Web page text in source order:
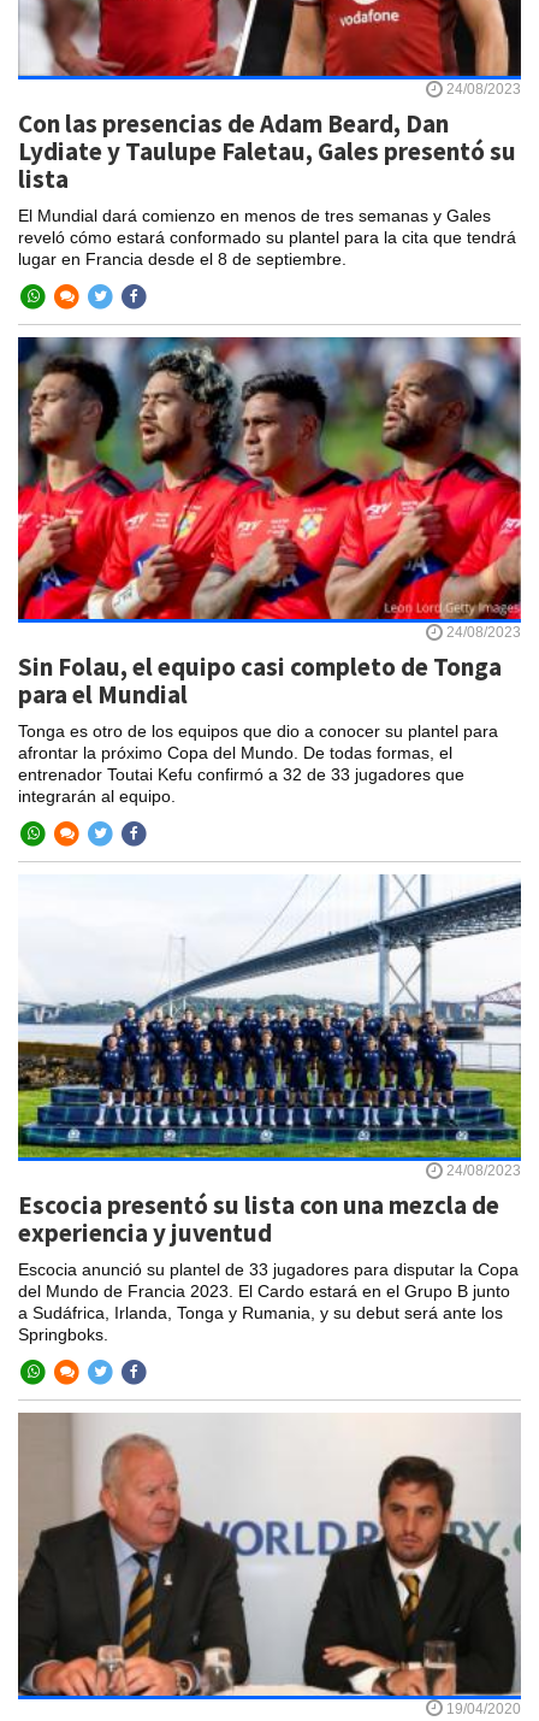
24/08/2023
Con las presencias de Adam Beard, Dan
Lydiate y Taulupe Faletau, Gales presentó su
lista
El Mundial dará comienzo en menos de tres semanas y Gales
reveló cómo estará conformado su plantel para la cita que tendrá
lugar en Francia desde el 8 de septiembre.
24/08/2023
Sin Folau, el equipo casi completo de Tonga
para el Mundial
Tonga es otro de los equipos que dio a conocer su plantel para
afrontar la próximo Copa del Mundo. De todas formas, el
entrenador Toutai Kefu confirmó a 32 de 33 jugadores que
integrarán al equipo.
24/08/2023
Escocia presentó su lista con una mezcla de
experiencia y juventud
Escocia anunció su plantel de 33 jugadores para disputar la Copa
del Mundo de Francia 2023. El Cardo estará en el Grupo B junto
a Sudáfrica, Irlanda, Tonga y Rumania, y su debut será ante los
Springboks.
19/04/2020